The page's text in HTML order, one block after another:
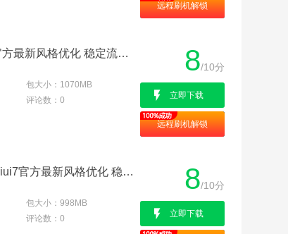
远程刷机解锁
三星 N9108V (Galaxy Note 4) 刷机包 官方最新风格优化 稳定流畅 省电补丁
包大小： 1070MB
评论数： 0
8/10分
立即下载
远程刷机解锁
三星 N9108V (Galaxy Note 4) 刷机包 miui7官方最新风格优化 稳定流畅 省电补丁
包大小： 998MB
评论数： 0
8/10分
立即下载